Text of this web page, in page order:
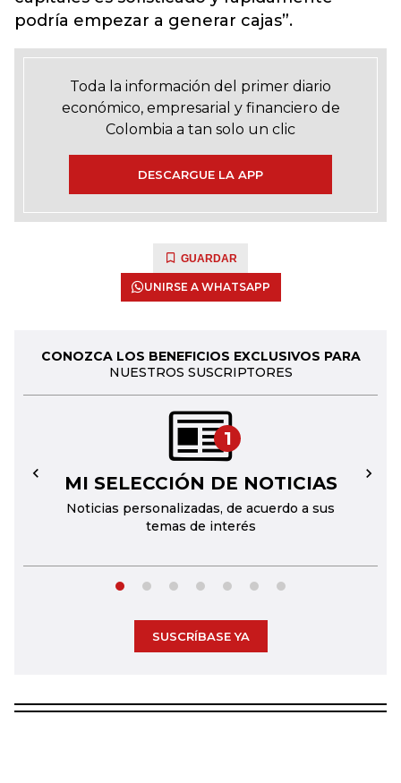
podría empezar a generar cajas”.
Toda la información del primer diario
económico, empresarial y financiero de
Colombia a tan solo un clic
DESCARGUE LA APP
GUARDAR
UNIRSE A WHATSAPP
CONOZCA LOS BENEFICIOS EXCLUSIVOS PARA
NUESTROS SUSCRIPTORES
1
MI SELECCIÓN DE NOTICIAS
Noticias personalizadas, de acuerdo a sus
temas de interés
← →
SUSCRÍBASE YA